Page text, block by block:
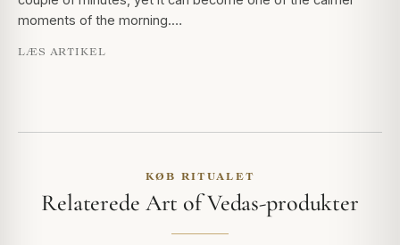
moments of the morning.…
LÆS ARTIKEL
KØB RITUALET
Relaterede Art of Vedas-produkter